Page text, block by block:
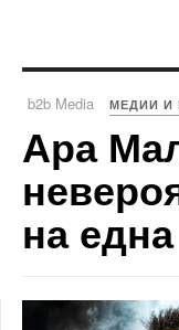
b2b Media МЕДИИ И
Ара
на